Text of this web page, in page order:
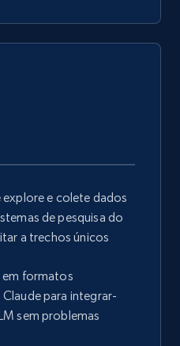
explore e colete dados
de pesquisa do
a trechos únicos
em formatos
para integrar-
sem problemas